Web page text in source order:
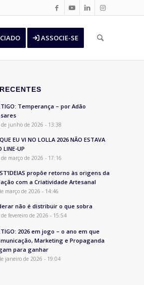
ASSOCIE-SE
Temperança – por Adão
de junho de 2026 - 13:38
EU VI NO LOLLA 2026 NÃO ESTAVA
LINE-UP
março de 2026 - 17:16
propõe retorno às origens da
com a Criatividade Artesanal
março de 2026 - 14:46
não é distribuir o que sobra
fevereiro de 2026 - 15:54
2026 em jogo – o ano em que
Marketing e Propaganda
para ganhar
janeiro de 2026 - 19:04